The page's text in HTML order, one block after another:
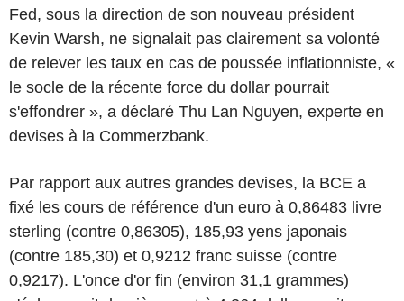
Fed, sous la direction de son nouveau président
Kevin Warsh, ne signalait pas clairement sa volonté
de relever les taux en cas de poussée inflationniste, «
le socle de la récente force du dollar pourrait
s'effondrer », a déclaré Thu Lan Nguyen, experte en
devises à la Commerzbank.
Par rapport aux autres grandes devises, la BCE a
fixé les cours de référence d'un euro à 0,86483 livre
sterling (contre 0,86305), 185,93 yens japonais
(contre 185,30) et 0,9212 franc suisse (contre
0,9217). L'once d'or fin (environ 31,1 grammes)